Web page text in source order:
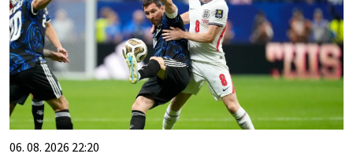
06. 08. 2026 22:20